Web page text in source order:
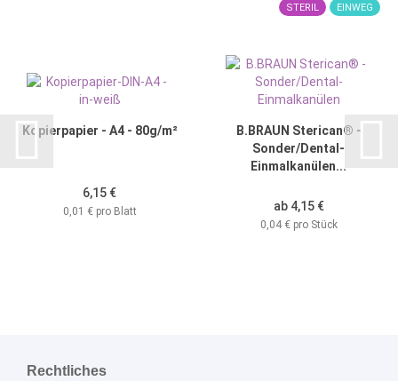
Kopierpapier - A4 - 80g/m²
6,15 €
0,01 € pro Blatt
STERIL EINWEG
B.BRAUN Sterican® -
Sonder/Dental-
Einmalkanülen...
ab 4,15 €
0,04 € pro Stück
Rechtliches